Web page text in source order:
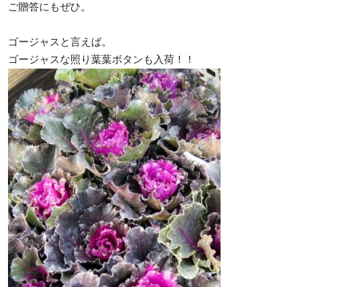
ご贈答にもぜひ。
ゴージャスと言えば。
ゴージャスな照り葉葉ボタンも入荷！！